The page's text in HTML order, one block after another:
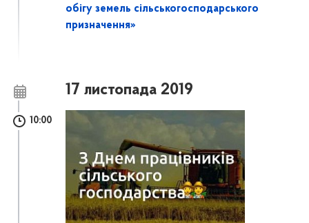
обігу земель сільськогосподарського
призначення»
17 листопада 2019
10:00